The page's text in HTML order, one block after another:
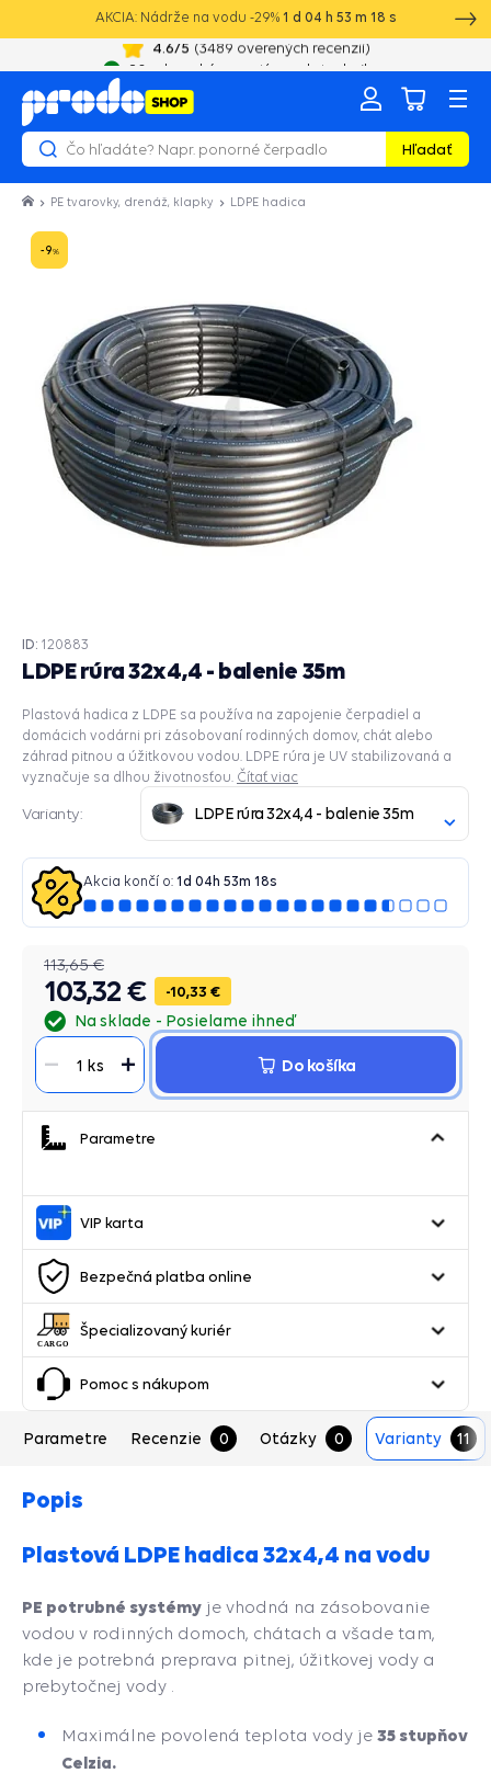
AKCIA: Nádrže na vodu -29% 1 d 04 h 53 m 17 s
20 rokov skúseností s vodotechnikou
Hľadať
PE tvarovky, drenáž, klapky LDPE hadica
-9%
LDPE rúra 32x4,4 - balenie 35m
ID: 120883
Plastová hadica z LDPE sa používa na zapojenie čerpadiel a
domácich vodárni pri zásobovaní rodinných domov, chát alebo
záhrad pitnou a úžitkovou vodou. LDPE rúra je UV stabilizovaná a
vyznačuje sa dlhou životnosťou. Čítať viac
Varianty: LDPE rúra 32x4,4 - balenie 35m
Na sklade Posielame ihneď
10,33 €
Akcia končí o: 1d 04 h 53m 17s
113,65 €
103,32 €
1 ks Do košíka
Parametre
VIP karta
Bezpečná platba online
Špecializovaný kuriér
Pomoc s nákupom
Parametre Recenzie 0 Otázky 0 Varianty 11
Popis
Plastová LDPE hadica 32x4,4 na vodu
PE potrubné systémy je vhodná na zásobovanie
vodou v rodinných domoch, chátach a všade tam,
kde je potrebná preprava pitnej, úžitkovej vody a
prebytočnej vody .
Maximálne povolená teplota vody je 35 stupňov
Celzia.